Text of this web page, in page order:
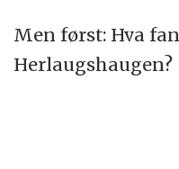
Men først: Hva
Herlaugshaugen?